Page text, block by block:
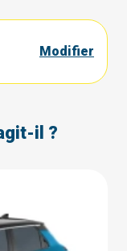
Modifier
il ?